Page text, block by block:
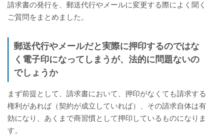
請求書の発行を、郵送代行やメールに変更する際によく聞く
ご質問をまとめました。
郵送代行やメールだと実際に押印するのではな
く電子印になってしまうが、法的に問題ないの
でしょうか
まず前提として、請求書において、押印がなくても請求する
権利があれば（契約が成立していれば）、その請求自体は有
効になり、あくまで商習慣として押印しているものになりま
す。